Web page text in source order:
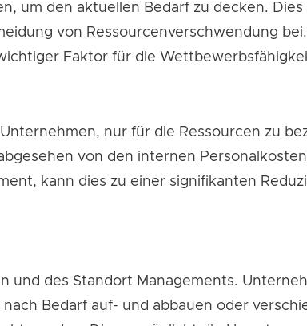
um den aktuellen Bedarf zu decken. Dies
von Ressourcenverschwendung
Faktor für die
nur für die Ressourcen zu
von den internen
kann dies zu einer signifikanten
und des Standort Managements.
Bedarf auf- und abbauen oder